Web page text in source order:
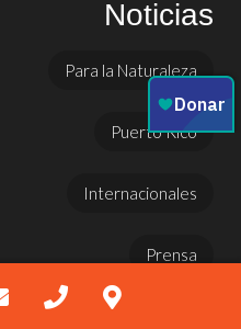
Noticias
Para la Naturaleza
Puerto Rico
Internacionales
Prensa